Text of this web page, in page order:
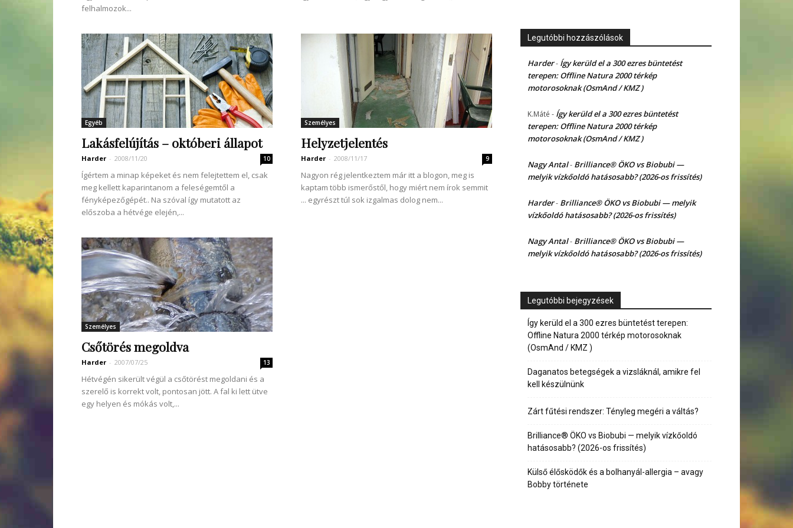
felhalmozok...
Egyéb
Lakásfelújítás – októberi állapot
Harder - 2008/11/20 10
Ígértem a minap képeket és nem felejtettem el, csak
meg kellett kaparintanom a feleségemtől a
fényképezőgépét.. Na szóval így mutatott az
előszoba a hétvége elején,...
Személyes
Helyzetjelentés
Harder - 2008/11/17 9
Nagyon rég jelentkeztem már itt a blogon, meg is
kaptam több ismerőstől, hogy miért nem írok semmit
... egyrészt túl sok izgalmas dolog nem...
Személyes
Csőtörés megoldva
Harder - 2007/07/25 13
Hétvégén sikerült végül a csőtörést megoldani és a
szerelő is korrekt volt, pontosan jött. A fal ki lett ütve
egy helyen és mókás volt,...
Legutóbbi hozzászólások
Harder- Így kerüld el a 300 ezres büntetést
terepen: Offline Natura 2000 térkép
motorosoknak (OsmAnd / KMZ )
K.Máté - Így kerüld el a 300 ezres büntetést
terepen: Offline Natura 2000 térkép
motorosoknak (OsmAnd / KMZ )
Nagy Antal- Brilliance® ÖKO vs Biobubi —
melyik vízkőoldó hatásosabb? (2026-os frissítés)
Harder- Brilliance® ÖKO vs Biobubi — melyik
vízkőoldó hatásosabb? (2026-os frissítés)
Nagy Antal- Brilliance® ÖKO vs Biobubi —
melyik vízkőoldó hatásosabb? (2026-os frissítés)
Legutóbbi bejegyzések
Így kerüld el a 300 ezres büntetést terepen:
Offline Natura 2000 térkép motorosoknak
(OsmAnd / KMZ )
Daganatos betegségek a vizsláknál, amikre fel
kell készülnünk
Zárt fűtési rendszer: Tényleg megéri a váltás?
Brilliance® ÖKO vs Biobubi — melyik vízkőoldó
hatásosabb? (2026-os frissítés)
Külső élősködők és a bolhanyál-allergia – avagy
Bobby története